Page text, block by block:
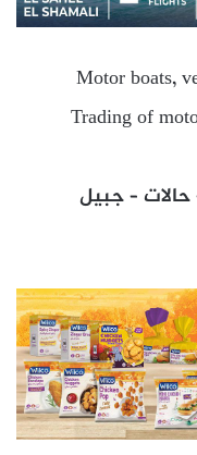
Motor boats,
Trading of
– جبيل